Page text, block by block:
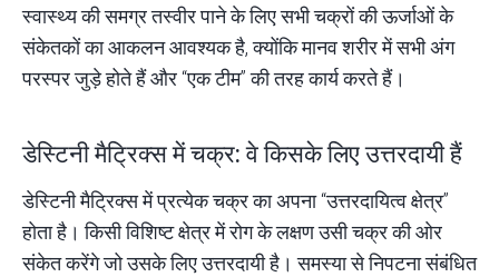
स्वास्थ्य की समग्र तस्वीर पाने के लिए सभी चक्रों की ऊर्जाओं के
संकेतकों का आकलन आवश्यक है, क्योंकि मानव शरीर में सभी अंग
परस्पर जुड़े होते हैं और “एक टीम” की तरह कार्य करते हैं।
डेस्टिनी मैट्रिक्स में चक्र: वे किसके लिए उत्तरदायी हैं
डेस्टिनी मैट्रिक्स में प्रत्येक चक्र का अपना “उत्तरदायित्व क्षेत्र”
होता है। किसी विशिष्ट क्षेत्र में रोग के लक्षण उसी चक्र की ओर
संकेत करेंगे जो उसके लिए उत्तरदायी है। समस्या से निपटना संबंधित